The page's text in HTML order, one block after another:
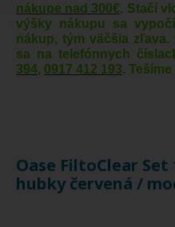
nákupe nad 300€. Stačí
výšky nákupu sa
nákup, tým väčšia
sa na telefónnych
394, 0917 412 193.
Oase FiltoClear Set
hubky červená /